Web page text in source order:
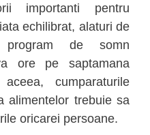
importanti pentru
echilibrat, alaturi de
de somn
ore pe saptamana
cumparaturile
alimentelor trebuie sa
oricarei persoane.